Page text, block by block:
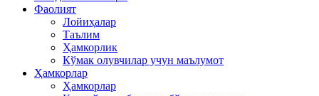
Фаолият
Лойиҳалар
Таълим
Ҳамкорлик
Кўмак олувчилар учун маълумот
Ҳамкорлар
Ҳамкорлар